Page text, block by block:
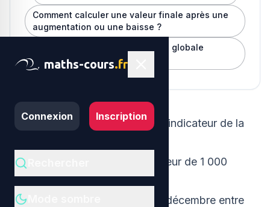
maths-cours.fr
Connexion Inscription
Comment calculer une valeur finale après une
augmentation ou une baisse ?
Comment calculer une évolution globale
(successive) ?
L'indice CAC 40 est le principal indicateur de la
Cette indice a été défini à la valeur de 1 000
Les valeurs de cet indice au 31 décembre entre